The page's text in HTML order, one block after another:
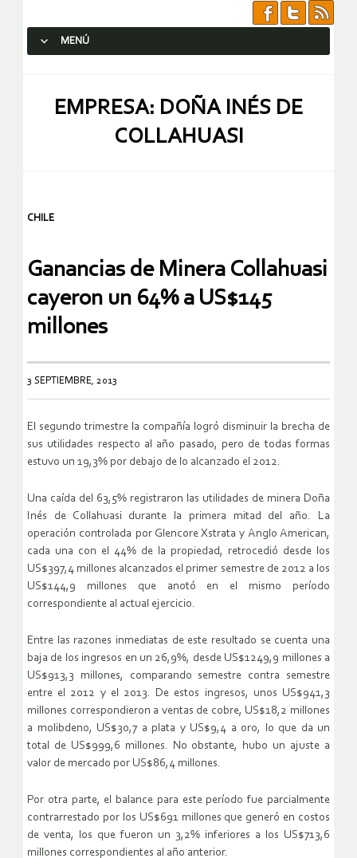
MENÚ
EMPRESA: DOÑA INÉS DE
COLLAHUASI
CHILE
Ganancias de Minera Collahuasi
cayeron un 64% a US$145
millones
3 SEPTIEMBRE, 2013
El segundo trimestre la compañía logró disminuir la brecha de
sus utilidades respecto al año pasado, pero de todas formas
estuvo un 19,3% por debajo de lo alcanzado el 2012.
Una caída del 63,5% registraron las utilidades de minera Doña
Inés de Collahuasi durante la primera mitad del año. La
operación controlada por Glencore Xstrata y Anglo American,
cada una con el 44% de la propiedad, retrocedió desde los
US$397,4 millones alcanzados el primer semestre de 2012 a los
US$144,9 millones que anotó en el mismo período
correspondiente al actual ejercicio.
Entre las razones inmediatas de este resultado se cuenta una
baja de los ingresos en un 26,9%, desde US$1249,9 millones a
US$913,3 millones, comparando semestre contra semestre
entre el 2012 y el 2013. De estos ingresos, unos US$941,3
millones correspondieron a ventas de cobre, US$18,2 millones
a molibdeno, US$30,7 a plata y US$9,4 a oro, lo que da un
total de US$999,6 millones. No obstante, hubo un ajuste a
valor de mercado por US$86,4 millones.
Por otra parte, el balance para este período fue parcialmente
contrarrestado por los US$691 millones que generó en costos
de venta, los que fueron un 3,2% inferiores a los US$713,6
millones correspondientes al año anterior.